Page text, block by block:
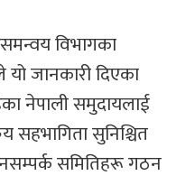
विभागका
जानकारी दिएका
नेपाली समुदायलाई
सहभागिता सुनिश्चित
जनसम्पर्क समितिहरू गठन